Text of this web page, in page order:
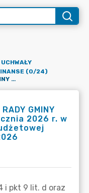
UCHWAŁY
(0/24)
UCHWAŁA NR XX/182/2026 RADY GMINY KLESZCZEWO Z DNIA 28 STYCZNIA 2026 R. W SPRAWIE ZMIANY UCHWAŁY BUDŻETOWEJ GMINY KLESZCZEWO NA ROK 2026
GMINY
2026 r. w